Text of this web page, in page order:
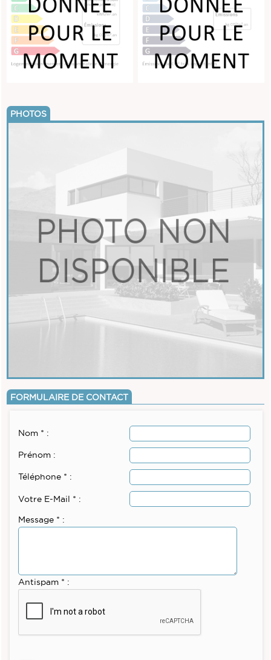
PHOTOS
FORMULAIRE DE CONTACT
Nom * :
Prénom :
Téléphone * :
Votre E-Mail * :
Message * :
Antispam * :